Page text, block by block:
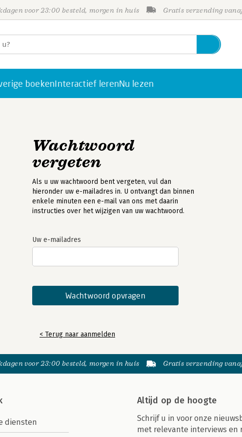
voor 23:00 besteld, morgen in huis Gratis verzending
boekenInteractief lerenNu lezen
Wachtwoord
vergeten
Als u uw wachtwoord bent vergeten, vul dan
hieronder uw e-mailadres in. U ontvangt dan binnen
enkele minuten een e-mail van ons met daarin
instructies over het wijzigen van uw wachtwoord.
Uw e-mailadres
< Terug naar aanmelden
voor 23:00 besteld, morgen in huis Gratis verzending
diensten
Altijd op de hoogte
Schrijf u in voor onze
met relevante interviews en